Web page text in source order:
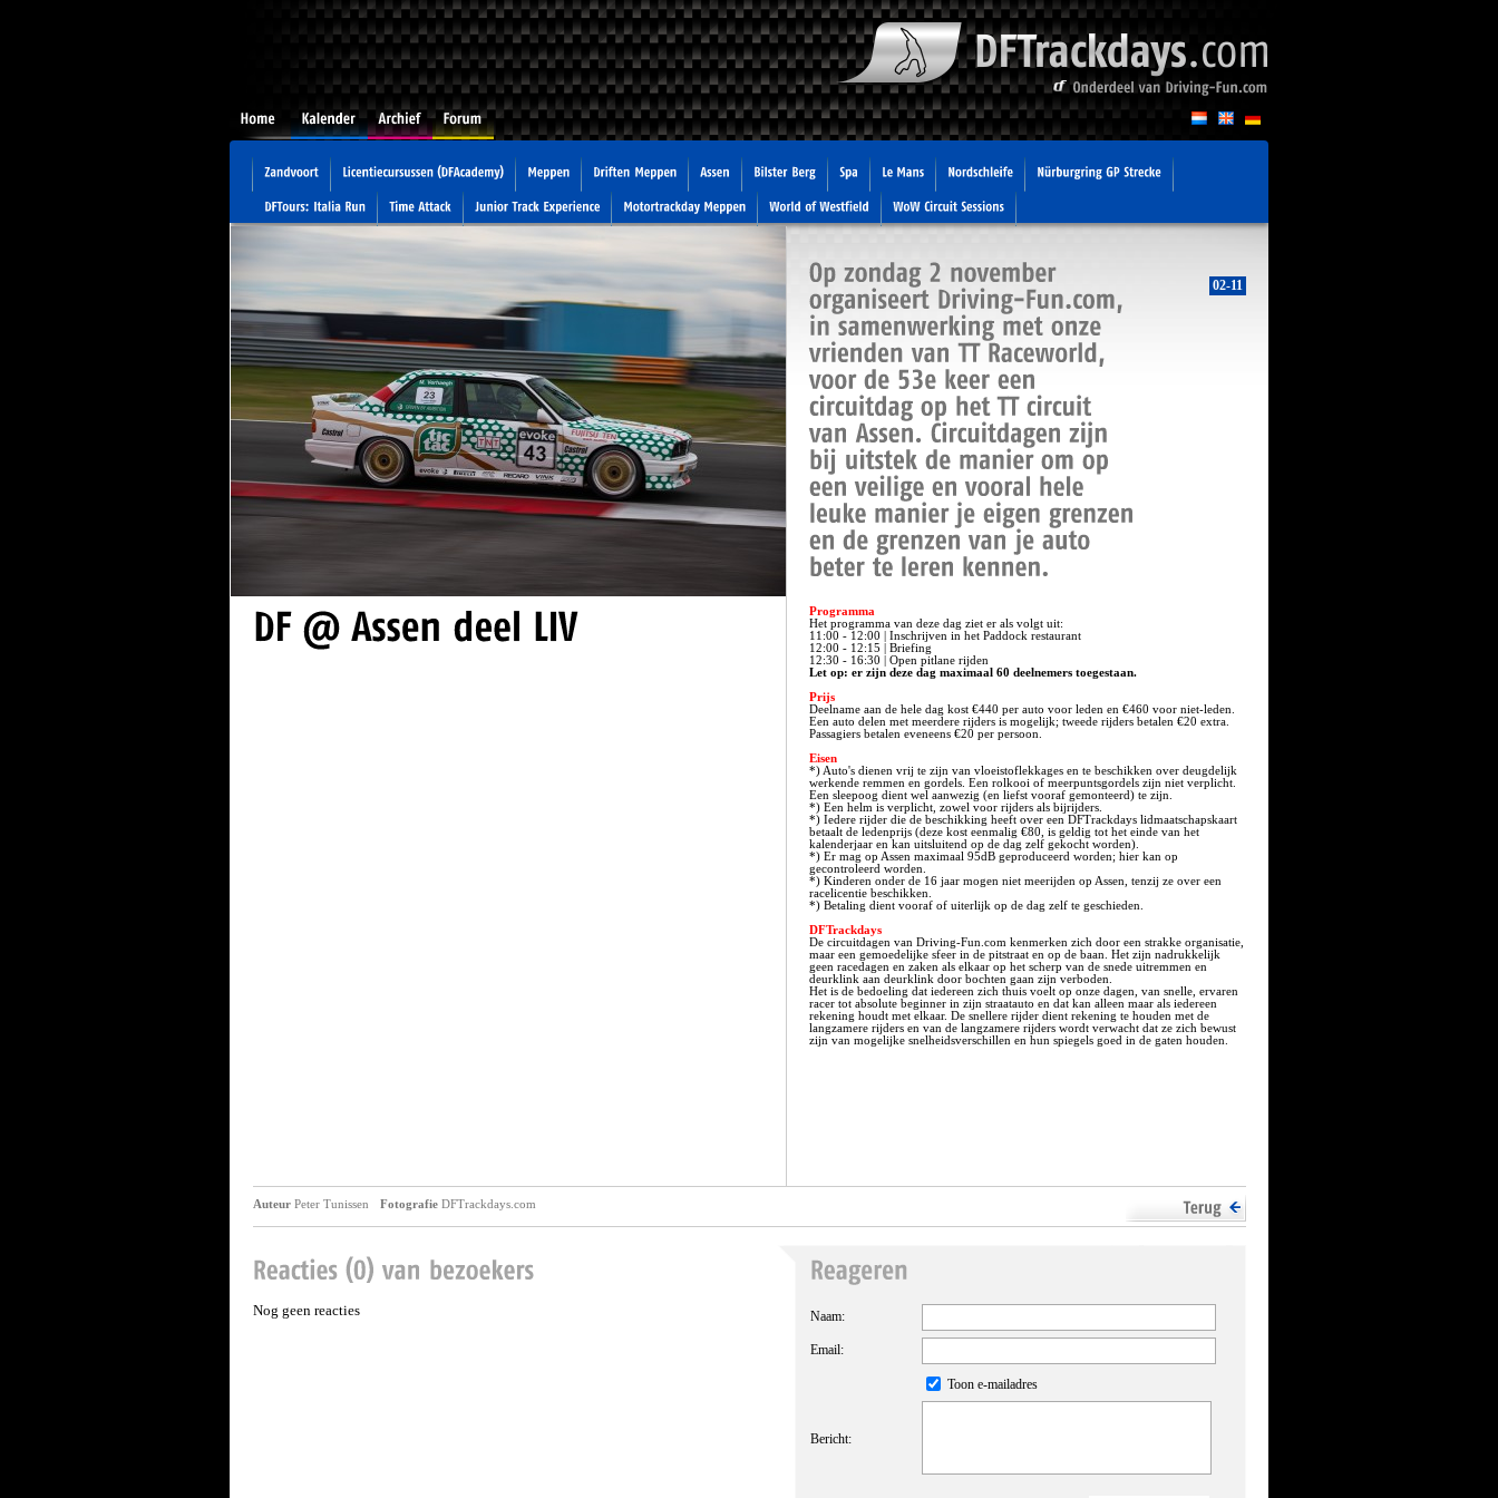
02-11
Programma
Het programma van deze dag ziet er als volgt uit:
11:00 - 12:00 | Inschrijven in het Paddock restaurant
12:00 - 12:15 | Briefing
12:30 - 16:30 | Open pitlane rijden
Let op: er zijn deze dag maximaal 60 deelnemers toegestaan.
Prijs
Deelname aan de hele dag kost €440 per auto voor leden en €460 voor niet-leden.
Een auto delen met meerdere rijders is mogelijk; tweede rijders betalen €20 extra.
Passagiers betalen eveneens €20 per persoon.
Eisen
*) Auto's dienen vrij te zijn van vloeistoflekkages en te beschikken over deugdelijk
werkende remmen en gordels. Een rolkooi of meerpuntsgordels zijn niet verplicht.
Een sleepoog dient wel aanwezig (en liefst vooraf gemonteerd) te zijn.
*) Een helm is verplicht, zowel voor rijders als bijrijders.
*) Iedere rijder die de beschikking heeft over een DFTrackdays lidmaatschapskaart
betaalt de ledenprijs (deze kost eenmalig €80, is geldig tot het einde van het
kalenderjaar en kan uitsluitend op de dag zelf gekocht worden).
*) Er mag op Assen maximaal 95dB geproduceerd worden; hier kan op
gecontroleerd worden.
*) Kinderen onder de 16 jaar mogen niet meerijden op Assen, tenzij ze over een
racelicentie beschikken.
*) Betaling dient vooraf of uiterlijk op de dag zelf te geschieden.
DFTrackdays
De circuitdagen van Driving-Fun.com kenmerken zich door een strakke organisatie,
maar een gemoedelijke sfeer in de pitstraat en op de baan. Het zijn nadrukkelijk
geen racedagen en zaken als elkaar op het scherp van de snede uitremmen en
deurklink aan deurklink door bochten gaan zijn verboden.
Het is de bedoeling dat iedereen zich thuis voelt op onze dagen, van snelle, ervaren
racer tot absolute beginner in zijn straatauto en dat kan alleen maar als iedereen
rekening houdt met elkaar. De snellere rijder dient rekening te houden met de
langzamere rijders en van de langzamere rijders wordt verwacht dat ze zich bewust
zijn van mogelijke snelheidsverschillen en hun spiegels goed in de gaten houden.
Auteur Peter Tunissen Fotografie DFTrackdays.com
Nog geen reacties Naam:
Email:
Toon e-mailadres
Bericht: